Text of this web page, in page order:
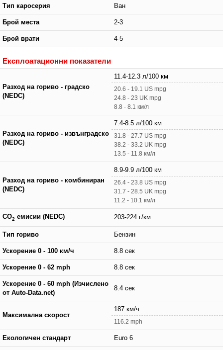
Тип каросерия Ван
Брой места 2-3
Брой врати 4-5
Експлоатационни показатели
Разход на гориво - градско
(NEDC)
11.4-12.3 л/100 км
20.6 - 19.1 US mpg
24.8 - 23 UK mpg
8.8 - 8.1 км/л
Разход на гориво - извънградско
(NEDC)
7.4-8.5 л/100 км
31.8 - 27.7 US mpg
38.2 - 33.2 UK mpg
13.5 - 11.8 км/л
Разход на гориво - комбиниран
(NEDC)
8.9-9.9 л/100 км
26.4 - 23.8 US mpg
31.7 - 28.5 UK mpg
11.2 - 10.1 км/л
CO2 емисии (NEDC) 203-224 г/км
Тип гориво Бензин
Ускорение 0 - 100 км/ч 8.8 сек
Ускорение 0 - 62 mph 8.8 сек
Ускорение 0 - 60 mph (Изчислено
от Auto-Data.net)
8.4 сек
Максимална скорост
187 км/ч
116.2 mph
Екологичен стандарт Euro 6